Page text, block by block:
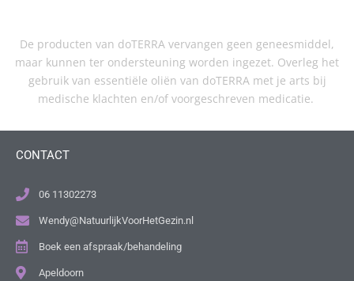
De producten van doTERRA vervangen geen geneesmiddel,
maar kunnen ter ondersteuning worden ingezet. Overleg het
gebruik van essentiële oliën van doTERRA met je arts bij
medische klachten en/of voorgeschreven medicatie.
CONTACT
06 11302273
Wendy@NatuurlijkVoorHetGezin.nl
Boek een afspraak/behandeling
Apeldoorn